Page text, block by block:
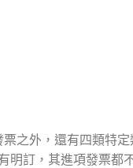
之外，還有四類特定
明訂，其進項發票都